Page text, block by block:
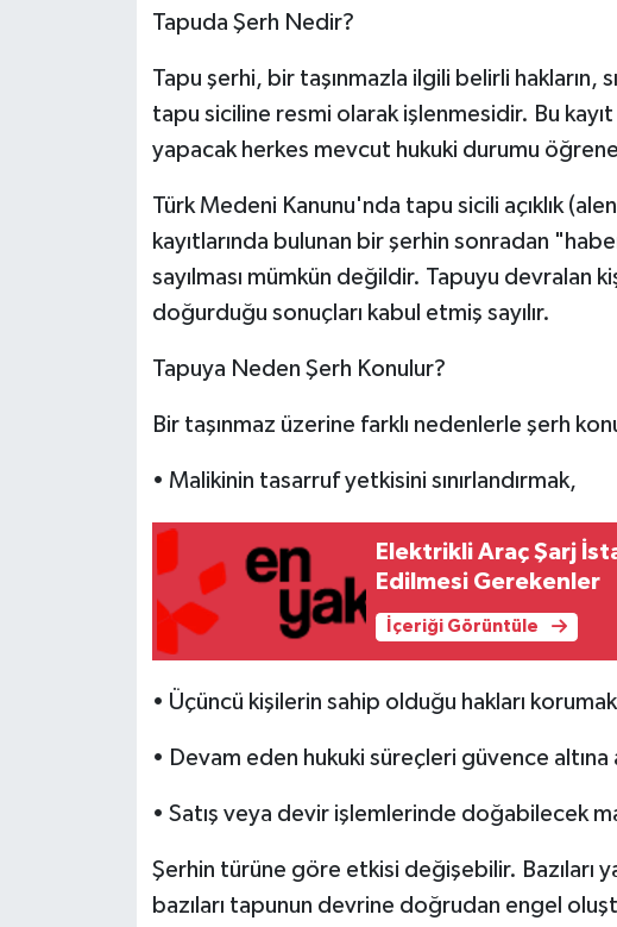
Tapuda Şerh Nedir?
Tapu şerhi, bir taşınmazla ilgili belirli hakların,
tapu siciline resmi olarak işlenmesidir. Bu
yapacak herkes mevcut hukuki durumu
Türk Medeni Kanunu'nda tapu sicili açıklık
kayıtlarında bulunan bir şerhin sonradan
sayılması mümkün değildir. Tapuyu devralan
doğurduğu sonuçları kabul etmiş sayılır.
Tapuya Neden Şerh Konulur?
Bir taşınmaz üzerine farklı nedenlerle şerh
• Malikinin tasarruf yetkisini sınırlandırmak,
Elektrikli Araç Şarj
Edilmesi Gerekenler
İçeriği Görüntüle
• Üçüncü kişilerin sahip olduğu hakları
• Devam eden hukuki süreçleri güvence altına
• Satış veya devir işlemlerinde doğabilecek
Şerhin türüne göre etkisi değişebilir. Bazıları
bazıları tapunun devrine doğrudan engel